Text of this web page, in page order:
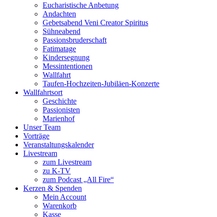
Eucharistische Anbetung
Andachten
Gebetsabend Veni Creator Spiritus
Sühneabend
Passionsbruderschaft
Fatimatage
Kindersegnung
Messintentionen
Wallfahrt
Taufen-Hochzeiten-Jubiläen-Konzerte
Wallfahrtsort
Geschichte
Passionisten
Marienhof
Unser Team
Vorträge
Veranstaltungskalender
Livestream
zum Livestream
zu K-TV
zum Podcast „All Fire“
Kerzen & Spenden
Mein Account
Warenkorb
Kasse